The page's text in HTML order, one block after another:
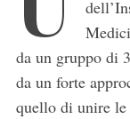
da un gruppo di
da un forte
quello di unire